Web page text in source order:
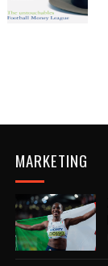
MARKETING